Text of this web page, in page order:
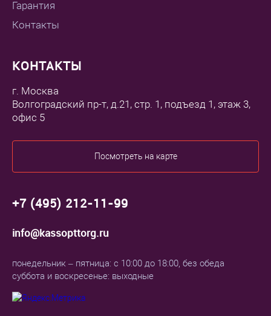
Гарантия
Контакты
КОНТАКТЫ
г. Москва
Волгоградский пр-т, д.21, стр. 1, подъезд 1, этаж 3,
офис 5
Посмотреть на карте
+7 (495) 212-11-99
info@kassopttorg.ru
понедельник – пятница: с 10:00 до 18:00, без обеда
суббота и воскресенье: выходные